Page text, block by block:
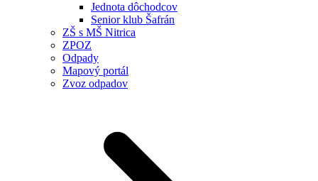
Jednota dôchodcov
Senior klub Šafrán
ZŠ s MŠ Nitrica
ZPOZ
Odpady
Mapový portál
Zvoz odpadov